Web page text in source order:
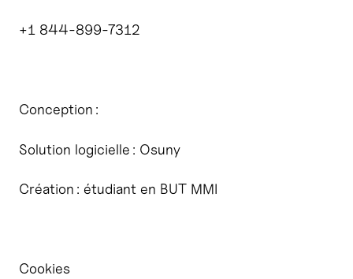
+1 844-899-7312
Conception :
Solution logicielle : Osuny
Création : étudiant en BUT MMI
Cookies